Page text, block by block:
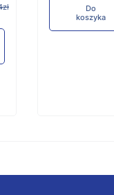
Do
koszyka